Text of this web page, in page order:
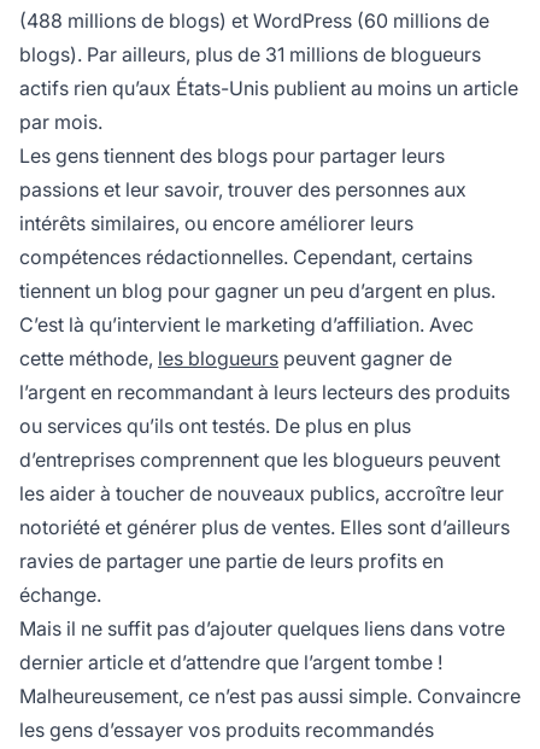
(488 millions de blogs) et WordPress (60 millions de
blogs). Par ailleurs, plus de 31 millions de blogueurs
actifs rien qu’aux États-Unis publient au moins un article
par mois.
Les gens tiennent des blogs pour partager leurs
passions et leur savoir, trouver des personnes aux
intérêts similaires, ou encore améliorer leurs
compétences rédactionnelles. Cependant, certains
tiennent un blog pour gagner un peu d’argent en plus.
C’est là qu’intervient le marketing d’affiliation. Avec
cette méthode, les blogueurs peuvent gagner de
l’argent en recommandant à leurs lecteurs des produits
ou services qu’ils ont testés. De plus en plus
d’entreprises comprennent que les blogueurs peuvent
les aider à toucher de nouveaux publics, accroître leur
notoriété et générer plus de ventes. Elles sont d’ailleurs
ravies de partager une partie de leurs profits en
échange.
Mais il ne suffit pas d’ajouter quelques liens dans votre
dernier article et d’attendre que l’argent tombe !
Malheureusement, ce n’est pas aussi simple. Convaincre
les gens d’essayer vos produits recommandés